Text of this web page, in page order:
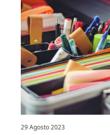
29 Agosto 2023